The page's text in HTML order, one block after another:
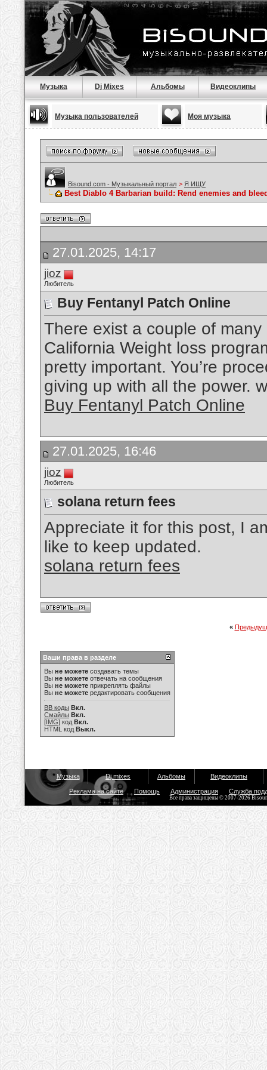
Музыка Dj Mixes Альбомы Видеоклипы
Музыка пользователей Моя музыка
Bisound.com - Музыкальный портал > Я ИЩУ
Best Diablo 4 Barbarian build: Rend enemies and
27.01.2025, 14:17
jioz
Любитель
Buy Fentanyl Patch Online
There exist a couple of
California Weight loss
pretty important. You’re
giving up with all the power.
Buy Fentanyl Patch Online
27.01.2025, 16:46
jioz
Любитель
solana return fees
Appreciate it for this post, I
like to keep updated.
solana return fees
«
Ваши права в разделе
Вы не можете создавать темы
Вы не можете отвечать на сообщения
Вы не можете прикреплять файлы
Вы не можете редактировать сообщения
BB коды Вкл.
Смайлы Вкл.
[IMG] код Вкл.
HTML код Выкл.
Музыка Dj mixes Альбомы Видеоклипы
Реклама на сайте Помощь Администрация Служба
Все права защищены © 2007-2026